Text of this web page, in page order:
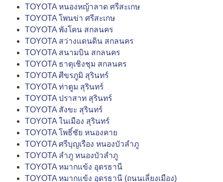
TOYOTA หนองหญ้าลาด ศรีสะเกษ
TOYOTA โพนข่า ศรีสะเกษ
TOYOTA พังโคน สกลนคร
TOYOTA สว่างแดนดิน สกลนคร
TOYOTA สนามบิน สกลนคร
TOYOTA ธาตุเชิงชุม สกลนคร
TOYOTA ศีขรภูมิ สุรินทร์
TOYOTA ท่าตูม สุรินทร์
TOYOTA ปราสาท สุรินทร์
TOYOTA สังขะ สุรินทร์
TOYOTA ในเมือง สุรินทร์
TOYOTA โพธิ์ชัย หนองคาย
TOYOTA ศรีบุญเรือง หนองบัวลำภู
TOYOTA ลำภู หนองบัวลำภู
TOYOTA หมากแข้ง อุดรธานี
TOYOTA หมากแข้ง อุดรธานี (ถนนเลี่ยงเมือง)